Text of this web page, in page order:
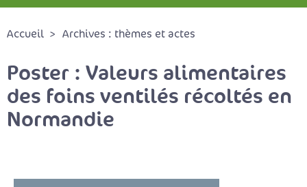
Accueil Archives : thèmes et actes
Poster : Valeurs alimentaires
des foins ventilés récoltés en
Normandie